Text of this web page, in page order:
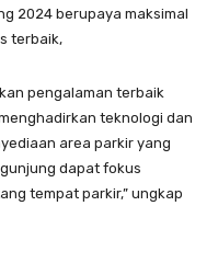
2024 berupaya maksimal
terbaik,
pengalaman terbaik
teknologi dan
area parkir yang
dapat fokus
tempat parkir,” ungkap